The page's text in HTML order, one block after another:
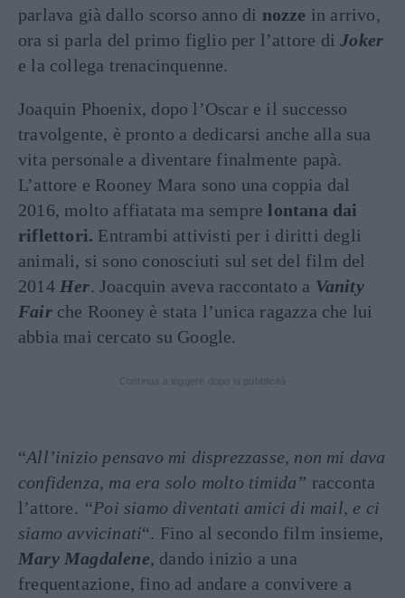
parlava già dallo scorso anno di nozze in arrivo,
ora si parla del primo figlio per l’attore diJoker
e la collega trenacinquenne.
Joaquin Phoenix, dopo l’Oscar e il successo
travolgente, è pronto a dedicarsi anche alla sua
vita personale a diventare finalmente papà.
L’attore e Rooney Mara sono una coppia dal
2016, molto affiatata ma sempre lontana dai
riflettori. Entrambi attivisti per i diritti degli
animali, si sono conosciuti sul set del film del
2014 Her. Joacquin aveva raccontato a Vanity
Fairche Rooney è stata l’unica ragazza che lui
abbia mai cercato su Google.
“All’inizio pensavo mi disprezzasse, non mi dava
confidenza, ma era solo molto timida” racconta
l’attore. “Poi siamo diventati amici di mail, e ci
siamo avvicinati“. Fino al secondo film insieme,
Mary Magdalene, dando inizio a una
frequentazione, fino ad andare a convivere a